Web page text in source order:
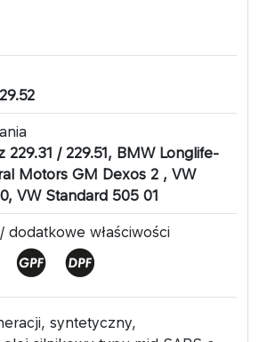
/ 229.51, BMW Longlife-
Motors GM Dexos 2 , VW
VW Standard 505 01
dodatkowe właściwości
syntetyczny,